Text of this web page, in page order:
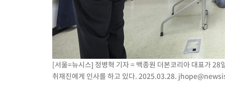
[서울=뉴시스] 정병혁 기자 = 백종원 더본코리아 대표가
취재진에게 인사를 하고 있다. 2025.03.28.